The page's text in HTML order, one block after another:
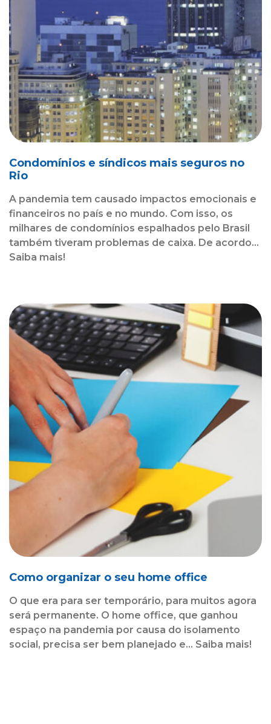
Condomínios e síndicos mais seguros no
Rio
A pandemia tem causado impactos emocionais e
financeiros no país e no mundo. Com isso, os
milhares de condomínios espalhados pelo Brasil
também tiveram problemas de caixa. De acordo...
Saiba mais!
Como organizar o seu home office
O que era para ser temporário, para muitos agora
será permanente. O home office, que ganhou
espaço na pandemia por causa do isolamento
social, precisa ser bem planejado e... Saiba mais!